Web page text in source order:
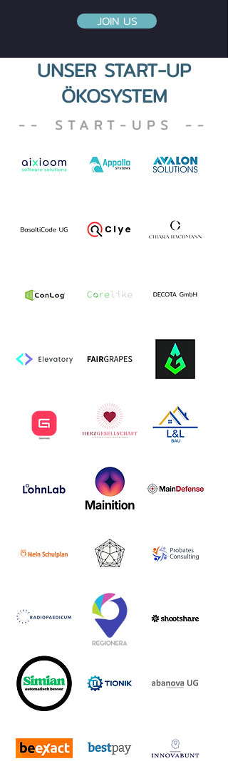
JOIN US
UNSER START-UP
ÖKOSYSTEM
-- START-UPS --